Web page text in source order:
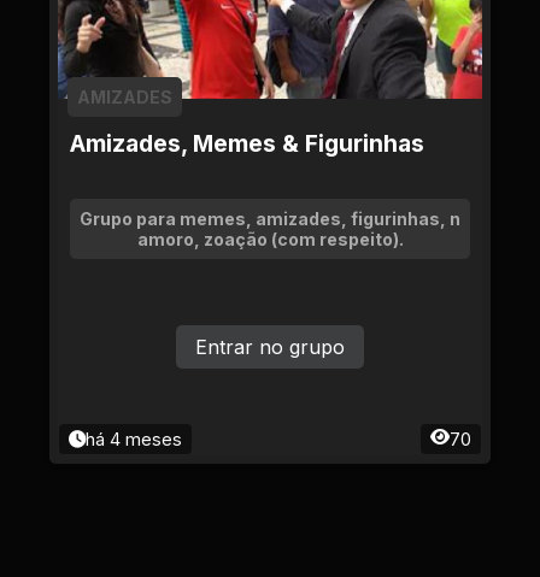
Amizades, Memes & Figurinhas
AMIZADES
Grupo para memes, amizades, figurinhas, n
amoro, zoação (com respeito).
há 4 meses 70
Entrar no grupo